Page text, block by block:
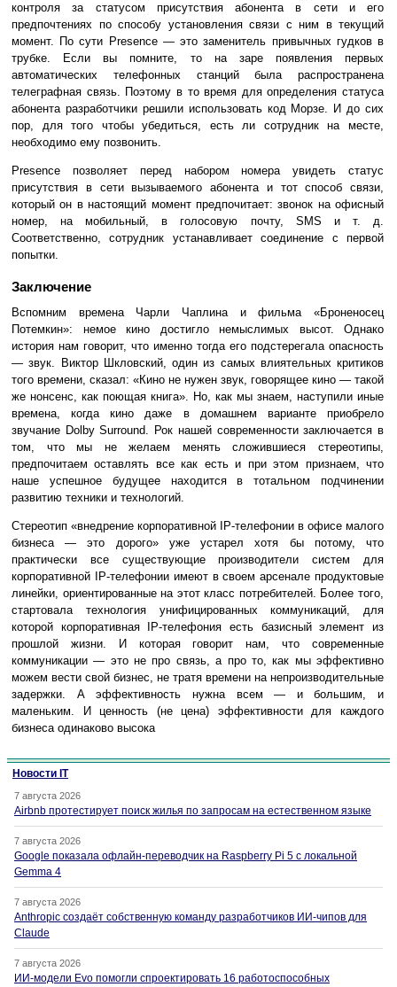
контроля за статусом присутствия абонента в сети и его
предпочтениях по способу установления связи с ним в текущий
момент. По сути Presence — это заменитель привычных гудков в
трубке. Если вы помните, то на заре появления первых
автоматических телефонных станций была распространена
телеграфная связь. Поэтому в то время для определения статуса
абонента разработчики решили использовать код Морзе. И до сих
пор, для того чтобы убедиться, есть ли сотрудник на месте,
необходимо ему позвонить.
Presence позволяет перед набором номера увидеть статус
присутствия в сети вызываемого абонента и тот способ связи,
который он в настоящий момент предпочитает: звонок на офисный
номер, на мобильный, в голосовую почту, SMS и т. д.
Соответственно, сотрудник устанавливает соединение с первой
попытки.
Заключение
Вспомним времена Чарли Чаплина и фильма «Броненосец
Потемкин»: немое кино достигло немыслимых высот. Однако
история нам говорит, что именно тогда его подстерегала опасность
— звук. Виктор Шкловский, один из самых влиятельных критиков
того времени, сказал: «Кино не нужен звук, говорящее кино — такой
же нонсенс, как поющая книга». Но, как мы знаем, наступили иные
времена, когда кино даже в домашнем варианте приобрело
звучание Dolby Surround. Рок нашей современности заключается в
том, что мы не желаем менять сложившиеся стереотипы,
предпочитаем оставлять все как есть и при этом признаем, что
наше успешное будущее находится в тотальном подчинении
развитию техники и технологий.
Стереотип «внедрение корпоративной IP-телефонии в офисе малого
бизнеса — это дорого» уже устарел хотя бы потому, что
практически все существующие производители систем для
корпоративной IP-телефонии имеют в своем арсенале продуктовые
линейки, ориентированные на этот класс потребителей. Более того,
стартовала технология унифицированных коммуникаций, для
которой корпоративная IP-телефония есть базисный элемент из
прошлой жизни. И которая говорит нам, что современные
коммуникации — это не про связь, а про то, как мы эффективно
можем вести свой бизнес, не тратя времени на непроизводительные
задержки. А эффективность нужна всем — и большим, и
маленьким. И ценность (не цена) эффективности для каждого
бизнеса одинаково высока
Новости IT
7 августа 2026
Airbnb протестирует поиск жилья по запросам на естественном языке
7 августа 2026
Google показала офлайн-переводчик на Raspberry Pi 5 с локальной
Gemma 4
7 августа 2026
Anthropic создаёт собственную команду разработчиков ИИ-чипов для
Claude
7 августа 2026
ИИ-модели Evo помогли спроектировать 16 работоспособных